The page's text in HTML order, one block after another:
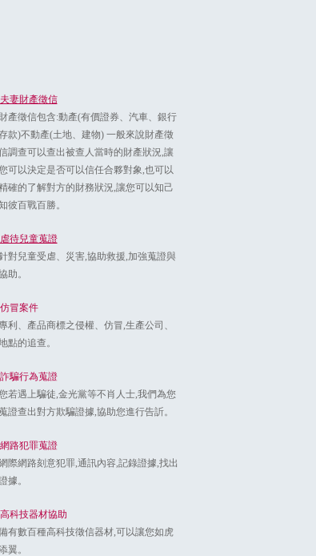
夫妻財產徵信
財產徵信包含:動產(有價證券、汽車、銀行
款)不動產(土地、建物) 一般來說財產徵
調查可以查出被查人當時的財產狀況,讓
可以決定是否可以信任合夥對象,也可以
確的了解對方的財務狀況,讓您可以知己
彼百戰百勝。
虐待兒童蒐證
對兒童受虐、災害,協助救援,加強蒐證與
助。
仿冒案件
利、產品商標之侵權、仿冒,生產公司、
點的追查。
詐騙行為蒐證
若遇上騙徒,金光黨等不肖人士,我們為您
證查出對方欺騙證據,協助您進行告訢。
網路犯罪蒐證
際網路刻意犯罪,通訊內容,記錄證據,找出
據。
高科技器材協助
有數百種高科技徵信器材,可以讓您如虎
翼。